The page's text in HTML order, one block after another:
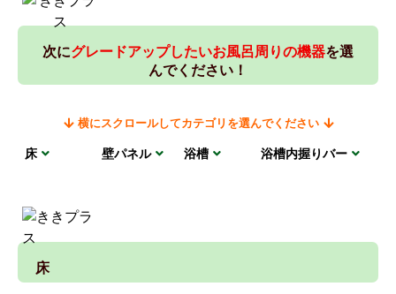
次にグレードアップしたいお風呂周りの機器を選
んでください！
横にスクロールしてカテゴリを選んでください
床 壁パネル 浴槽 浴槽内握りバー
床